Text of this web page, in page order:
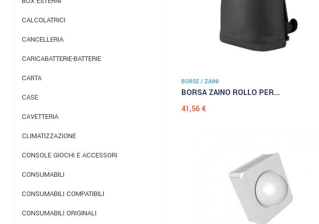
CALCOLATRICI
CANCELLERIA
CARICABATTERIE-BATTERIE
CARTA
CASE
CAVETTERIA
CLIMATIZZAZIONE
CONSOLE GIOCHI E ACCESSORI
CONSUMABILI
CONSUMABILI COMPATIBILI
CONSUMABILI ORIGINALI
BORSE / ZAINI
BORSA ZAINO ROLLO PER...
Prezzo
41,56 €